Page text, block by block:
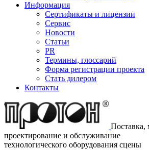
Информация
Сертификаты и лицензии
Сервис
Новости
Статьи
PR
Термины, глоссарий
Форма регистрации проекта
Стать дилером
Контакты
Поставка,
проектирование и обслуживание
технологического оборудования сцены